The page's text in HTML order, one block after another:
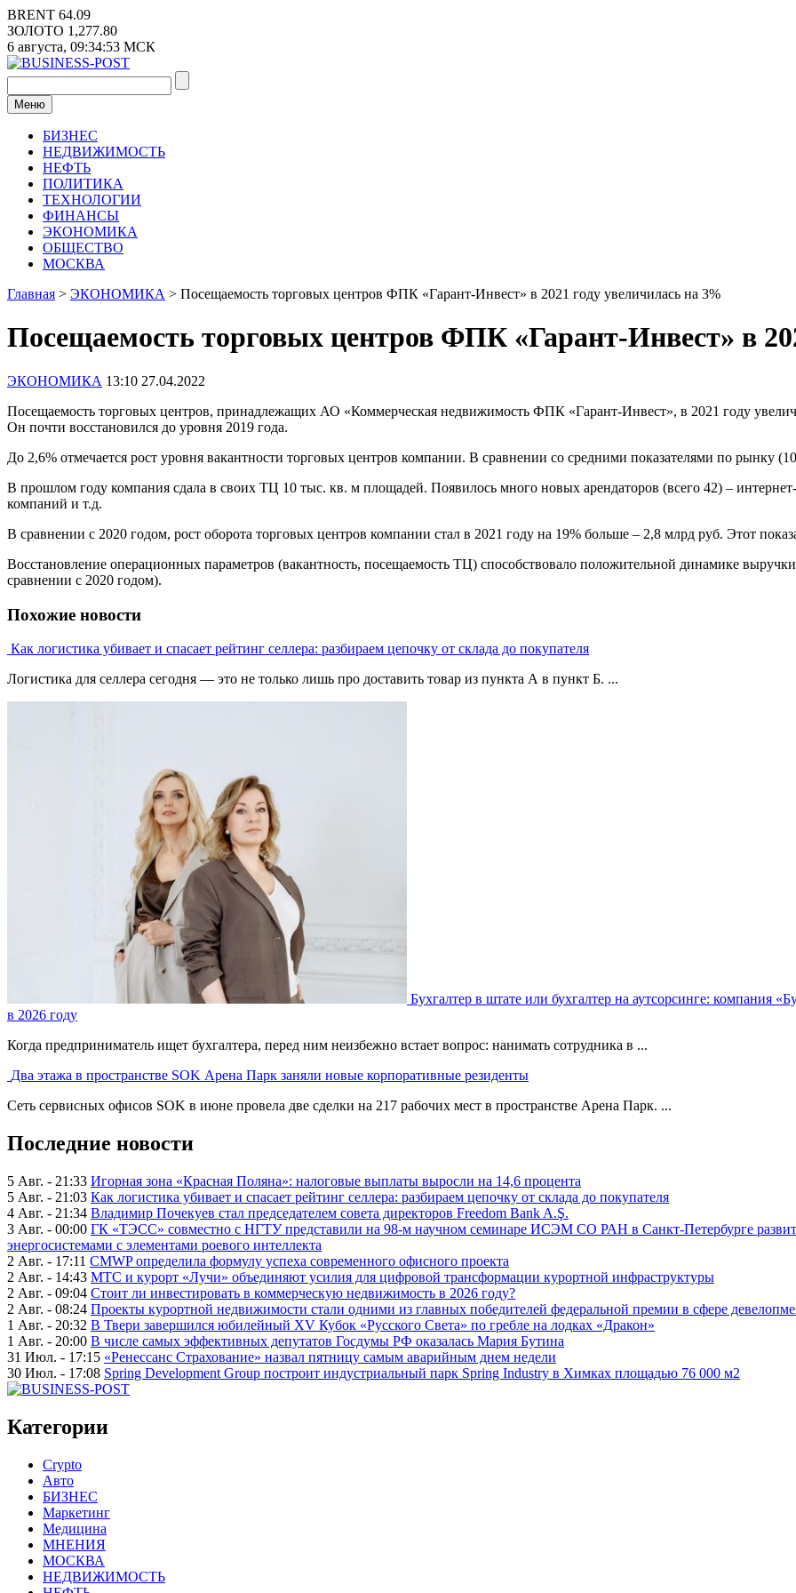
Перейти
к
содержимому
BRENT 64.09
ЗОЛОТО 1,277.80
6 августа, 09:34:54 МСК
Меню
БИЗНЕС
НЕДВИЖИМОСТЬ
НЕФТЬ
ПОЛИТИКА
ТЕХНОЛОГИИ
ФИНАНСЫ
ЭКОНОМИКА
ОБЩЕСТВО
МОСКВА
Главная > ЭКОНОМИКА > Посещаемость торговых центров ФПК «Гарант-Инвест» в 2021 году увеличилась на 3%
Посещаемость торговых центров ФПК «Гарант-Инвест» в
ЭКОНОМИКА 13:10 27.04.2022
Посещаемость торговых центров, принадлежащих АО «Коммерческая недвижимость ФПК «Гарант-Инвест», в 2021 году
Он почти восстановился до уровня 2019 года.
До 2,6% отмечается рост уровня вакантности торговых центров компании. В сравнении со средними показателями по рынку
В прошлом году компания сдала в своих ТЦ 10 тыс. кв. м площадей. Появилось много новых арендаторов (всего 42) –
компаний и т.д.
В сравнении с 2020 годом, рост оборота торговых центров компании стал в 2021 году на 19% больше – 2,8 млрд руб. Этот
Восстановление операционных параметров (вакантность, посещаемость ТЦ) способствовало положительной динамике
сравнении с 2020 годом).
Похожие новости
Как логистика убивает и спасает рейтинг селлера: разбираем цепочку от склада до покупателя
Логистика для селлера сегодня — это не только лишь про доставить товар из пункта А в пункт Б. ...
Бухгалтер в штате или бухгалтер на аутсорсинге: компания
в 2026 году
Когда предприниматель ищет бухгалтера, перед ним неизбежно встает вопрос: нанимать сотрудника в ...
Два этажа в пространстве SOK Арена Парк заняли новые корпоративные резиденты
Сеть сервисных офисов SOK в июне провела две сделки на 217 рабочих мест в пространстве Арена Парк. ...
Последние новости
5 Авг. - 21:33 Игорная зона «Красная Поляна»: налоговые выплаты выросли на 14,6 процента
5 Авг. - 21:03 Как логистика убивает и спасает рейтинг селлера: разбираем цепочку от склада до покупателя
4 Авг. - 21:34 Владимир Почекуев стал председателем совета директоров Freedom Bank A.Ş.
3 Авг. - 00:00 ГК «ТЭСС» совместно с НГТУ представили на 98-м научном семинаре ИСЭМ СО РАН в Санкт-Петербурге
энергосистемами с элементами роевого интеллекта
2 Авг. - 17:11 CMWP определила формулу успеха современного офисного проекта
2 Авг. - 14:43 МТС и курорт «Лучи» объединяют усилия для цифровой трансформации курортной инфраструктуры
2 Авг. - 09:04 Стоит ли инвестировать в коммерческую недвижимость в 2026 году?
2 Авг. - 08:24 Проекты курортной недвижимости стали одними из главных победителей федеральной премии в сфере
1 Авг. - 20:32 В Твери завершился юбилейный XV Кубок «Русского Света» по гребле на лодках «Дракон»
1 Авг. - 20:00 В числе самых эффективных депутатов Госдумы РФ оказалась Мария Бутина
31 Июл. - 17:15 «Ренессанс Страхование» назвал пятницу самым аварийным днем недели
30 Июл. - 17:08 Spring Development Group построит индустриальный парк Spring Industry в Химках площадью 76 000 м2
Категории
Crypto
Авто
БИЗНЕС
Маркетинг
Медицина
МНЕНИЯ
МОСКВА
НЕДВИЖИМОСТЬ